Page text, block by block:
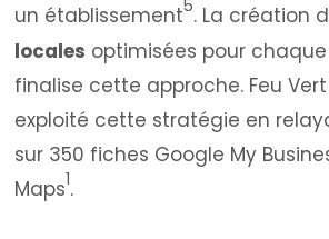
un établissement5. La création
locales optimisées pour
finalise cette approche. Feu
exploité cette stratégie en
sur 350 fiches Google My
Maps1.